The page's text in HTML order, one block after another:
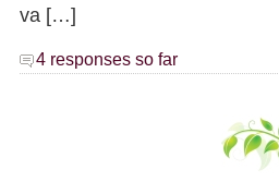
va […]
4 responses so far